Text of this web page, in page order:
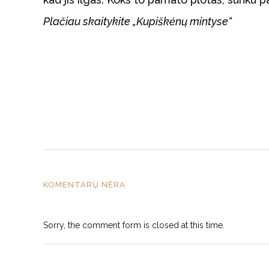
Plačiau skaitykite „Kupiškėnų mintyse“
KOMENTARŲ NĖRA
Sorry, the comment form is closed at this time.